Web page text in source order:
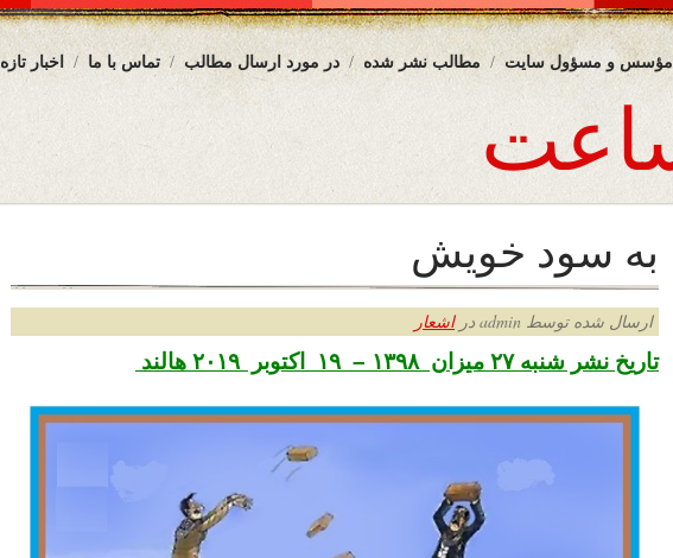
اخبار تازه تماس با ما در مورد ارسال مطالب مطالب نشر شده مؤسس و مسؤول سایت
به سود خویش
ارسال شده توسط admin در اشعار
تاریخ نشر شنبه ۲۷ میزان ۱۳۹۸ – ۱۹ اکتوبر ۲۰۱۹ هالند